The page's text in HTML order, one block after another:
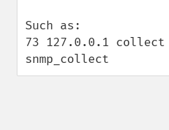
Such as:
73 127.0.0.1
snmp_collect